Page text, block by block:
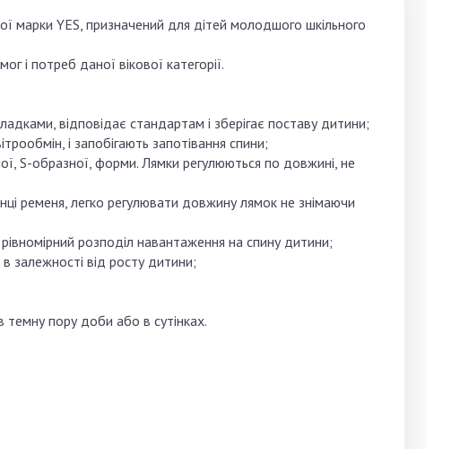
марки YES, призначений для дітей молодшого шкільного
і потреб даної вікової категорії.
відповідає стандартам і зберігає поставу дитини;
і запобігають запотівання спини;
S-образної, форми. Лямки регулюються по довжині, не
ременя, легко регулювати довжину лямок не знімаючи
розподіл навантаження на спину дитини;
залежності від росту дитини;
темну пору доби або в сутінках.